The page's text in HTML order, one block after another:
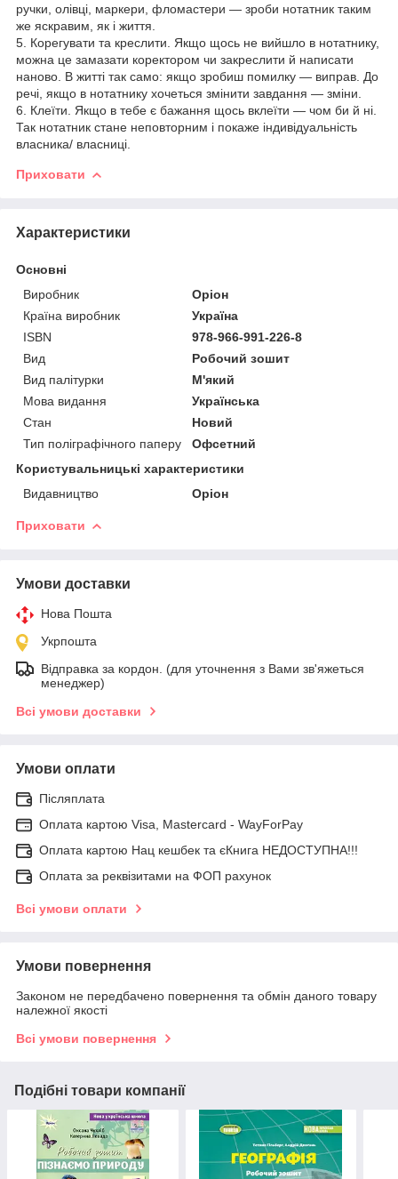
ручки, олівці, маркери, фломастери — зроби нотатник таким
же яскравим, як і життя.
5. Корегувати та креслити. Якщо щось не вийшло в нотатнику,
можна це замазати коректором чи закреслити й написати
наново. В житті так само: якщо зробиш помилку — виправ. До
речі, якщо в нотатнику хочеться змінити завдання — зміни.
6. Клеїти. Якщо в тебе є бажання щось вклеїти — чом би й ні.
Так нотатник стане неповторним і покаже індивідуальність
власника/ власниці.
Приховати
Характеристики
Основні
Виробник
Оріон
Країна виробник
Україна
ISBN
978-966-991-226-8
Вид
Робочий зошит
Вид палітурки
М'який
Мова видання
Українська
Стан
Новий
Тип поліграфічного паперу
Офсетний
Користувальницькі характеристики
Видавництво
Оріон
Приховати
Умови доставки
Нова Пошта
Укрпошта
Відправка за кордон. (для уточнення з Вами зв'яжеться
менеджер)
Всі умови доставки
Умови оплати
Післяплата
Оплата картою Visa, Mastercard - WayForPay
Оплата картою Нац кешбек та єКнига НЕДОСТУПНА!!!
Оплата за реквізитами на ФОП рахунок
Всі умови оплати
Умови повернення
Законом не передбачено повернення та обмін даного товару
належної якості
Всі умови повернення
Подібні товари компанії